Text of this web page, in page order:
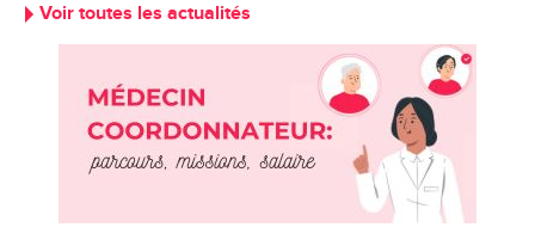
Voir toutes les actualités